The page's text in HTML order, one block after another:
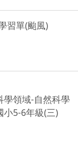
習單(颱風)
學領域-自然科學
小5-6年級(三)